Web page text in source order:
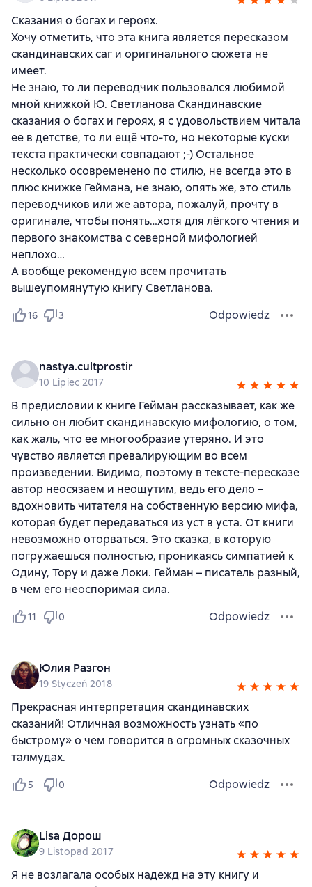
Сказания о богах и героях.
Хочу отметить, что эта книга является пересказом
скандинавских саг и оригинального сюжета не
имеет.
Не знаю, то ли переводчик пользовался любимой
мной книжкой Ю. Светланова Скандинавские
сказания о богах и героях, я с удовольствием читала
ее в детстве, то ли ещё что-то, но некоторые куски
текста практически совпадают ;-) Остальное
несколько осовременено по стилю, не всегда это в
плюс книжке Геймана, не знаю, опять же, это стиль
переводчиков или же автора, пожалуй, прочту в
оригинале, чтобы понять…хотя для лёгкого чтения и
первого знакомства с северной мифологией
неплохо…
А вообще рекомендую всем прочитать
вышеупомянутую книгу Светланова.
16 3 Odpowiedz
nastya.cultprostir
10 Lipiec 2017
В предисловии к книге Гейман рассказывает, как же
сильно он любит скандинавскую мифологию, о том,
как жаль, что ее многообразие утеряно. И это
чувство является превалирующим во всем
произведении. Видимо, поэтому в тексте-пересказе
автор неосязаем и неощутим, ведь его дело –
вдохновить читателя на собственную версию мифа,
которая будет передаваться из уст в уста. От книги
невозможно оторваться. Это сказка, в которую
погружаешься полностью, проникаясь симпатией к
Одину, Тору и даже Локи. Гейман – писатель разный,
в чем его неоспоримая сила.
11 0 Odpowiedz
Юлия Разгон
19 Styczeń 2018
Прекрасная интерпретация скандинавских
сказаний! Отличная возможность узнать «по
быстрому» о чем говорится в огромных сказочных
талмудах.
5 0 Odpowiedz
Lisa Дорош
9 Listopad 2017
Я не возлагала особых надежд на эту книгу и